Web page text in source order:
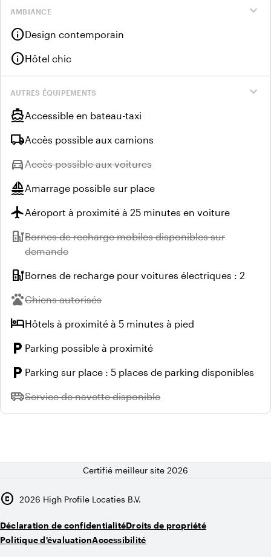
expand_more
AMBIANCE
infoDesign contemporain
infoHôtel chic
expand_more
AUTRES ÉQUIPEMENTS
directions_boatAccessible en bateau-taxi
local_shippingAccès possible aux camions
directions_carIndisponible :
Accès possible aux voitures
sailingAmarrage possible sur place
flightAéroport à proximité à 25 minutes en voiture
ev_stationIndisponible :
Bornes de recharge mobiles disponibles sur
demande
ev_stationBornes de recharge pour voitures électriques : 2
petsIndisponible :
Chiens autorisés
hotelHôtels à proximité à 5 minutes à pied
local_parking Parking possible à proximité
local_parking Parking sur place : 5 places de parking disponibles
airport_shuttleIndisponible :
Service de navette disponible
Certifié meilleur site 2026
copyright 2026 High Profile Locaties B.V.
Déclaration de confidentialitéDroits de propriété
Politique d'évaluationAccessibilité